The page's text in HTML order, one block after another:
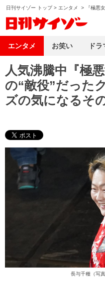
日刊サイゾー トップ> エンタメ > 『極悪
人気沸騰中『極
の“敵役”だった
ズの気になるそ
長与千種（写
エンタメ お笑い ドラ